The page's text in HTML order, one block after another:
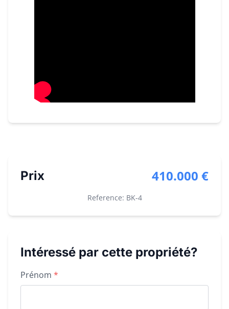
Prix 410.000 €
Reference: BK-4
Intéressé par cette propriété?
Property inquiry form
Prénom *